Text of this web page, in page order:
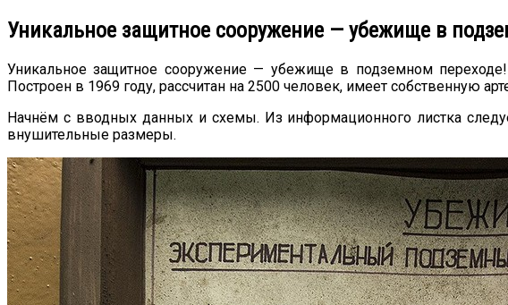
Уникальное защитное сооружение — убежище в
Уникальное защитное сооружение — убежище в подземном
Построен в 1969 году, рассчитан на 2500 человек, имеет собственную
Начнём с вводных данных и схемы. Из информационного листка
внушительные размеры.